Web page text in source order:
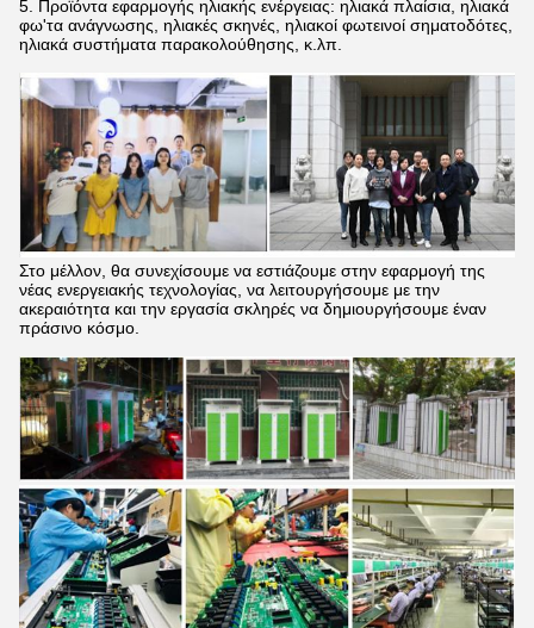
5. Προϊόντα εφαρμογής ηλιακής ενέργειας: ηλιακά πλαίσια, ηλιακά
φω'τα ανάγνωσης, ηλιακές σκηνές, ηλιακοί φωτεινοί σηματοδότες,
ηλιακά συστήματα παρακολούθησης, κ.λπ.
Στο μέλλον, θα συνεχίσουμε να εστιάζουμε στην εφαρμογή της
νέας ενεργειακής τεχνολογίας, να λειτουργήσουμε με την
ακεραιότητα και την εργασία σκληρές να δημιουργήσουμε έναν
πράσινο κόσμο.